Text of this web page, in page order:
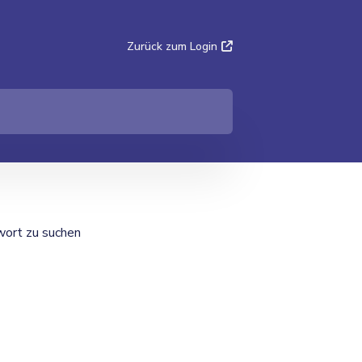
Zurück zum Login
zu suchen